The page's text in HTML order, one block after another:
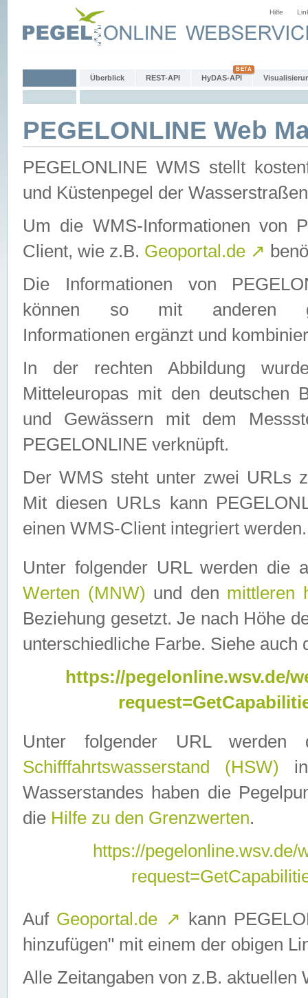
Hilfe
Überblick REST-API HyDAS-API
PEGELONLINE Web
PEGELONLINE WMS stellt
und Küstenpegel der
Um die WMS-Informationen von
Client, wie z.B. Geoportal.de ↗
Die Informationen von
können so mit anderen
Informationen ergänzt und
In der rechten Abbildung
Mitteleuropas mit den deutschen
und Gewässern mit dem
PEGELONLINE verknüpft.
Der WMS steht unter zwei URLs
Mit diesen URLs kann
einen WMS-Client integriert werden.
Unter folgender URL werden die
Werten (MNW) und den mittleren
Beziehung gesetzt. Je nach Höhe
unterschiedliche Farbe. Siehe auch
https://pegelonline.wsv.de/
Unter folgender URL
Schifffahrtswasserstand (HSW)
Wasserstandes haben die
die Hilfe zu den Grenzwerten.
https://
Auf Geoportal.de ↗ kann
hinzufügen" mit einem der obigen
Alle Zeitangaben von z.B. aktuellen